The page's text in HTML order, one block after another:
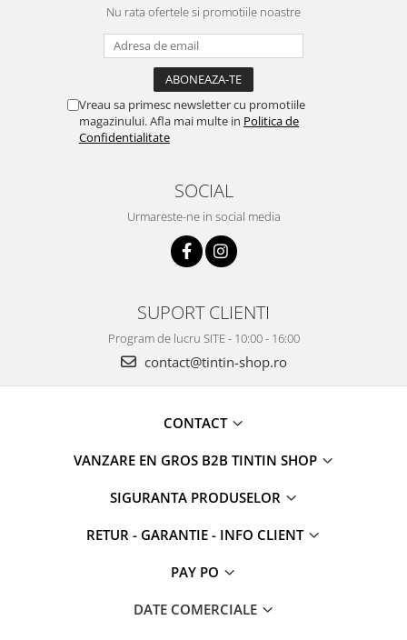
Nu rata ofertele si promotiile noastre
Vreau sa primesc newsletter cu promotiile
magazinului. Afla mai multe in Politica de
Confidentialitate
SOCIAL
Urmareste-ne in social media
SUPORT CLIENTI
Program de lucru SITE - 10:00 - 16:00
contact@tintin-shop.ro
CONTACT
VANZARE EN GROS B2B TINTIN SHOP
SIGURANTA PRODUSELOR
RETUR - GARANTIE - INFO CLIENT
PAY PO
DATE COMERCIALE